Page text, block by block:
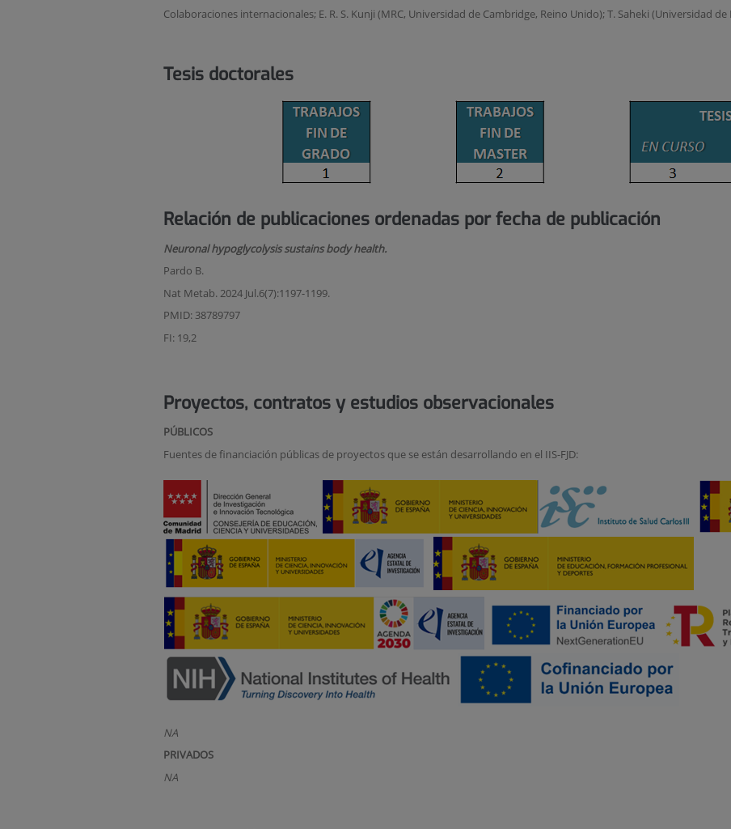
Colaboraciones internacionales; E. R. S. Kunji (MRC, Universidad de Cambridge, Reino Unido); T. Saheki (Universidad de
Tesis doctorales
Relación de publicaciones ordenadas por fecha de publicación
Neuronal hypoglycolysis sustains body health.
Pardo B.
Nat Metab. 2024 Jul.6(7):1197-1199.
PMID: 38789797
FI: 19,2
Proyectos, contratos y estudios observacionales
PÚBLICOS
Fuentes de financiación públicas de proyectos que se están desarrollando en el IIS-FJD:
NA
PRIVADOS
NA